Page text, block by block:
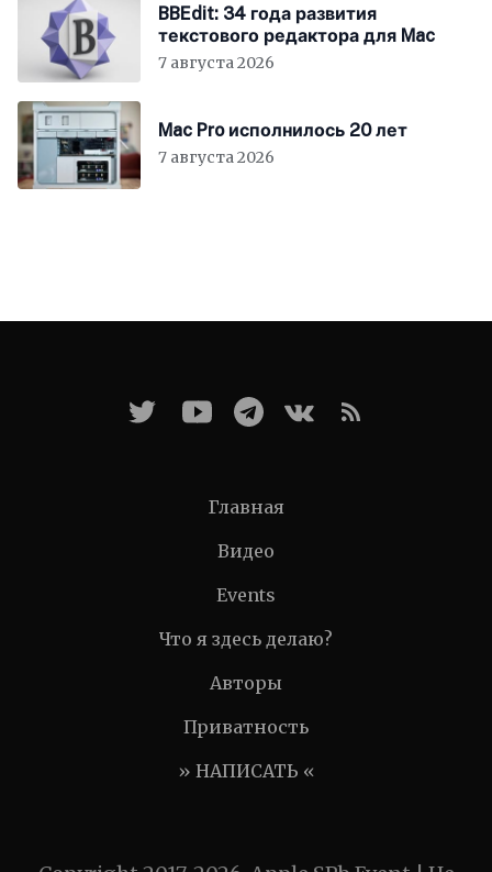
BBEdit: 34 года развития
текстового редактора для Mac
7 августа 2026
Mac Pro исполнилось 20 лет
7 августа 2026
Главная
Видео
Events
Что я здесь делаю?
Авторы
Приватность
» НАПИСАТЬ «